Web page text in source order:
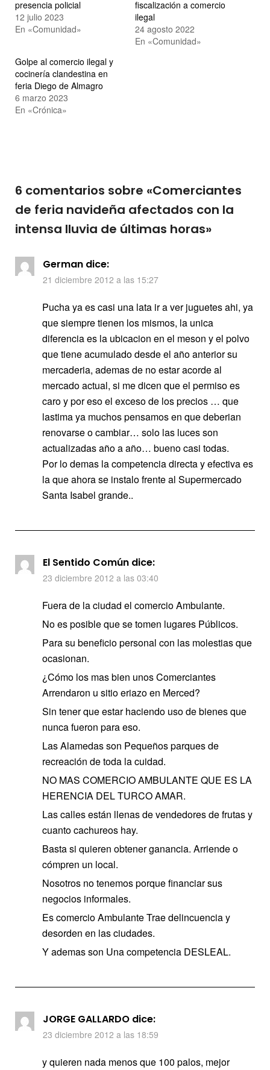
presencia policial
12 julio 2023
En «Comunidad»
fiscalización a comercio
ilegal
24 agosto 2022
En «Comunidad»
Golpe al comercio ilegal y
cocinería clandestina en
feria Diego de Almagro
6 marzo 2023
En «Crónica»
6 comentarios sobre «Comerciantes
de feria navideña afectados con la
intensa lluvia de últimas horas»
German dice:
21 diciembre 2012 a las 15:27
Pucha ya es casi una lata ir a ver juguetes ahi, ya
que siempre tienen los mismos, la unica
diferencia es la ubicacion en el meson y el polvo
que tiene acumulado desde el año anterior su
mercaderia, ademas de no estar acorde al
mercado actual, si me dicen que el permiso es
caro y por eso el exceso de los precios … que
lastima ya muchos pensamos en que deberian
renovarse o cambiar… solo las luces son
actualizadas año a año… bueno casi todas.
Por lo demas la competencia directa y efectiva es
la que ahora se instalo frente al Supermercado
Santa Isabel grande..
El Sentido Común dice:
23 diciembre 2012 a las 03:40
Fuera de la ciudad el comercio Ambulante.
No es posible que se tomen lugares Públicos.
Para su beneficio personal con las molestias que
ocasionan.
¿Cómo los mas bien unos Comerciantes
Arrendaron u sitio eriazo en Merced?
Sin tener que estar haciendo uso de bienes que
nunca fueron para eso.
Las Alamedas son Pequeños parques de
recreación de toda la cuidad.
NO MAS COMERCIO AMBULANTE QUE ES LA
HERENCIA DEL TURCO AMAR.
Las calles están llenas de vendedores de frutas y
cuanto cachureos hay.
Basta si quieren obtener ganancia. Arriende o
cómpren un local.
Nosotros no tenemos porque financiar sus
negocios informales.
Es comercio Ambulante Trae delincuencia y
desorden en las ciudades.
Y ademas son Una competencia DESLEAL.
JORGE GALLARDO dice:
23 diciembre 2012 a las 18:59
y quieren nada menos que 100 palos, mejor